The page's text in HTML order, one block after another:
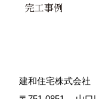
完工事例
建和住宅株式会社